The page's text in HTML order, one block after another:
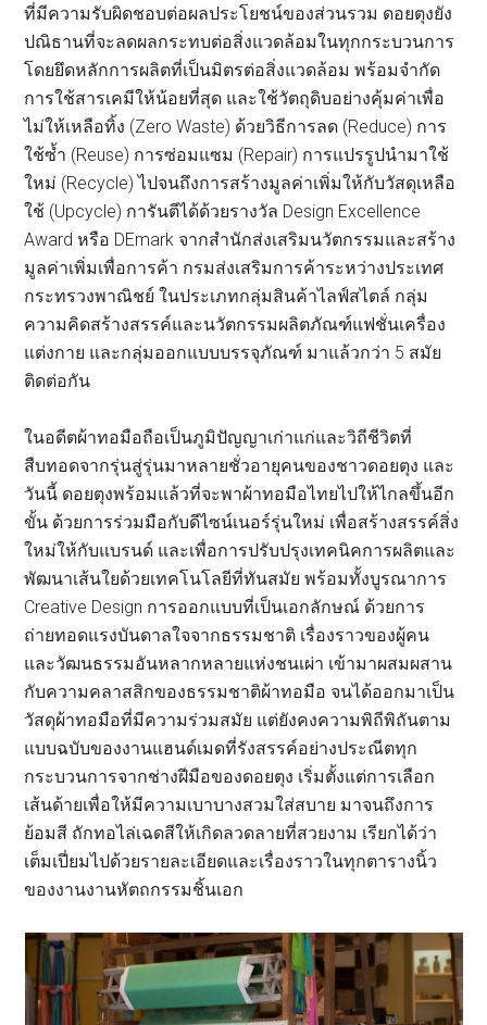
ที่มีความรับผิดชอบต่อผลประโยชน์ของส่วนรวม ดอยตุงยัง
ปณิธานที่จะลดผลกระทบต่อสิ่งแวดล้อมในทุกกระบวนการ
โดยยึดหลักการผลิตที่เป็นมิตรต่อสิ่งแวดล้อม พร้อมจำกัด
การใช้สารเคมีให้น้อยที่สุด และใช้วัตถุดิบอย่างคุ้มค่าเพื่อ
ไม่ให้เหลือทิ้ง (Zero Waste) ด้วยวิธีการลด (Reduce) การ
ใช้ซ้ำ (Reuse) การซ่อมแซม (Repair) การแปรรูปนำมาใช้
ใหม่ (Recycle) ไปจนถึงการสร้างมูลค่าเพิ่มให้กับวัสดุเหลือ
ใช้ (Upcycle) การันตีได้ด้วยรางวัล Design Excellence
Award หรือ DEmark จากสำนักส่งเสริมนวัตกรรมและสร้าง
มูลค่าเพิ่มเพื่อการค้า กรมส่งเสริมการค้าระหว่างประเทศ
กระทรวงพาณิชย์ ในประเภทกลุ่มสินค้าไลฟ์สไตล์ กลุ่ม
ความคิดสร้างสรรค์และนวัตกรรมผลิตภัณฑ์แฟชั่นเครื่อง
แต่งกาย และกลุ่มออกแบบบรรจุภัณฑ์ มาแล้วกว่า 5 สมัย
ติดต่อกัน
ในอดีตผ้าทอมือถือเป็นภูมิปัญญาเก่าแก่และวิถีชีวิตที่
สืบทอดจากรุ่นสู่รุ่นมาหลายชั่วอายุคนของชาวดอยตุง และ
วันนี้ ดอยตุงพร้อมแล้วที่จะพาผ้าทอมือไทยไปให้ไกลขึ้นอีก
ขั้น ด้วยการร่วมมือกับดีไซน์เนอร์รุ่นใหม่ เพื่อสร้างสรรค์สิ่ง
ใหม่ให้กับแบรนด์ และเพื่อการปรับปรุงเทคนิคการผลิตและ
พัฒนาเส้นใยด้วยเทคโนโลยีที่ทันสมัย พร้อมทั้งบูรณาการ
Creative Design การออกแบบที่เป็นเอกลักษณ์ ด้วยการ
ถ่ายทอดแรงบันดาลใจจากธรรมชาติ เรื่องราวของผู้คน
และวัฒนธรรมอันหลากหลายแห่งชนเผ่า เข้ามาผสมผสาน
กับความคลาสสิกของธรรมชาติผ้าทอมือ จนได้ออกมาเป็น
วัสดุผ้าทอมือที่มีความร่วมสมัย แต่ยังคงความพิถีพิถันตาม
แบบฉบับของงานแฮนด์เมดที่รังสรรค์อย่างประณีตทุก
กระบวนการจากช่างฝีมือของดอยตุง เริ่มตั้งแต่การเลือก
เส้นด้ายเพื่อให้มีความเบาบางสวมใส่สบาย มาจนถึงการ
ย้อมสี ถักทอไล่เฉดสีให้เกิดลวดลายที่สวยงาม เรียกได้ว่า
เต็มเปี่ยมไปด้วยรายละเอียดและเรื่องราวในทุกตารางนิ้ว
ของงานงานหัตถกรรมชิ้นเอก